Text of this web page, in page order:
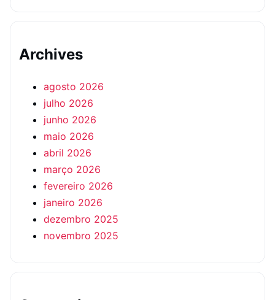
Archives
agosto 2026
julho 2026
junho 2026
maio 2026
abril 2026
março 2026
fevereiro 2026
janeiro 2026
dezembro 2025
novembro 2025